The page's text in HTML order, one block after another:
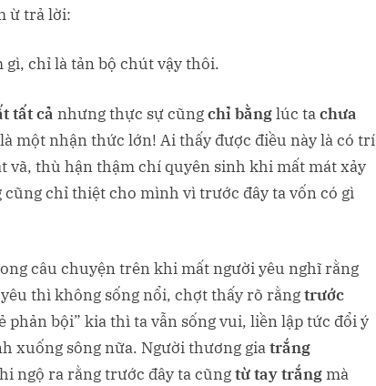
ừ trả lời:
gì, chỉ là tản bộ chút vậy thôi.
tất cả nhưng thực sự cũngchỉ bằnglúc tachưa
một nhận thức lớn! Ai thấy được điều này là có trí
vã, thù hận thậm chí quyên sinh khi mất mát xảy
cũng chỉ thiệt cho mình vì trước đây ta vốn có gì
câu chuyện trên khi mất người yêu nghĩ rằng
thì không sống nổi, chợt thấy rõ rằngtrước
phản bội” kia thì ta vẫn sống vui, liền lập tức đổi ý
xuống sông nữa. Người thương giatrắng
ngộ ra rằng trước đây ta cũngtừ tay trắngmà